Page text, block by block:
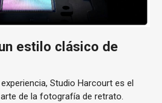
estilo clásico de
Studio Harcourt es el
de la fotografía de retrato.